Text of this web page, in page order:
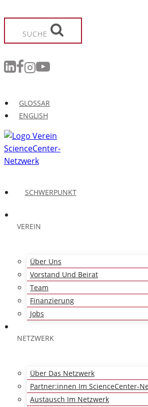
Inhalt
springen
SUCHE
GLOSSAR
ENGLISH
SCHWERPUNKT
VEREIN
Über Uns
Vorstand Und Beirat
Team
Finanzierung
Jobs
NETZWERK
Über Das Netzwerk
Partner:innen Im ScienceCenter-
Austausch Im Netzwerk